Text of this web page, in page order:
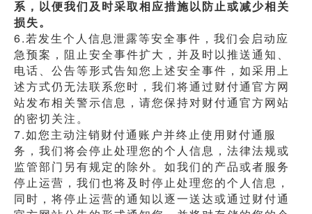
系，以便我们及时采取相应措施以防止或减少相关
损失。
6.若发生个人信息泄露等安全事件，我们会启动应
急预案，阻止安全事件扩大，并及时以推送通知、
电话、公告等形式告知您上述安全事件，如采用上
述方式仍无法联系您时，我们将通过财付通官方网
站发布相关警示信息，请您保持对财付通官方网站
的密切关注。
7.如您主动注销财付通账户并终止使用财付通服
务，我们将会停止处理您的个人信息，法律法规或
监管部门另有规定的除外。如我们的产品或者服务
停止运营，我们也将及时停止处理您的个人信息，
同时，将停止运营的通知以逐一送达或通过财付通